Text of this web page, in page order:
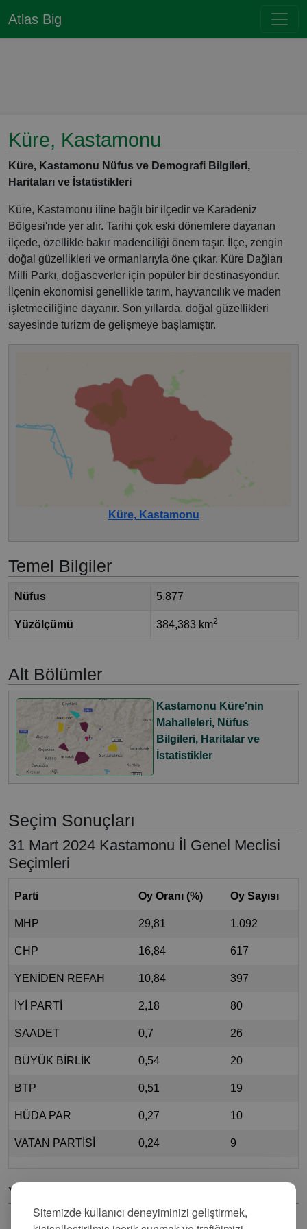
Sitemizde kullanıcı deneyiminizi geliştirmek,
Atlas Big
Küre, Kastamonu
Küre, Kastamonu Nüfus ve Demografi Bilgileri,
Haritaları ve İstatistikleri
Küre, Kastamonu iline bağlı bir ilçedir ve Karadeniz
Bölgesi'nde yer alır. Tarihi çok eski dönemlere dayanan
ilçede, özellikle bakır madenciliği önem taşır. İlçe, zengin
doğal güzellikleri ve ormanlarıyla öne çıkar. Küre Dağları
Milli Parkı, doğaseverler için popüler bir destinasyondur.
İlçenin ekonomisi genellikle tarım, hayvancılık ve maden
işletmeciliğine dayanır. Son yıllarda, doğal güzellikleri
sayesinde turizm de gelişmeye başlamıştır.
Küre, Kastamonu
Temel Bilgiler
Nüfus 5.877
Yüzölçümü 384,383 km2
Alt Bölümler
Kastamonu Küre'nin
Mahalleleri, Nüfus
Bilgileri, Haritalar ve
İstatistikler
Seçim Sonuçları
31 Mart 2024 Kastamonu İl Genel Meclisi
Seçimleri
Parti Oy Oranı (%) Oy Sayısı
MHP 29,81 1.092
CHP 16,84 617
YENİDEN REFAH 10,84 397
İYİ PARTİ 2,18 80
SAADET 0,7 26
BÜYÜK BİRLİK 0,54 20
BTP 0,51 19
HÜDA PAR 0,27 10
VATAN PARTİSİ 0,24 9
Yorumlar